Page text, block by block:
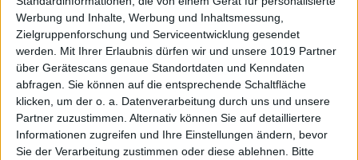
Werbung und Inhalte, Werbung und Inhaltsmessung,
Zielgruppenforschung und Serviceentwicklung gesendet
werden.
Mit Ihrer Erlaubnis dürfen wir und unsere 1019 Partner
über Gerätescans genaue Standortdaten und Kenndaten
abfragen. Sie können auf die entsprechende Schaltfläche
klicken, um der o. a. Datenverarbeitung durch uns und unsere
Partner zuzustimmen. Alternativ können Sie auf detailliertere
Informationen zugreifen und Ihre Einstellungen ändern, bevor
Sie der Verarbeitung zustimmen oder diese ablehnen.
Bitte